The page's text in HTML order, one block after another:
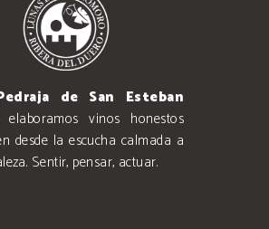
de San Esteban
elaboramos vinos honestos
desde la escucha calmada a
Sentir, pensar, actuar.